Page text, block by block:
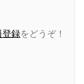
登録をどうぞ！